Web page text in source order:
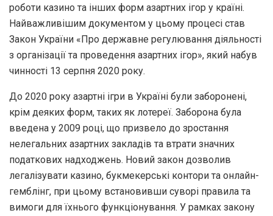
роботи казино та інших форм азартних ігор у країні.
Найважливішим документом у цьому процесі став
Закон України «Про державне регулювання діяльності
з організації та проведення азартних ігор», який набув
чинності 13 серпня 2020 року.
До 2020 року азартні ігри в Україні були заборонені,
крім деяких форм, таких як лотереї. Заборона була
введена у 2009 році, що призвело до зростання
нелегальних азартних закладів та втрати значних
податкових надходжень. Новий закон дозволив
легалізувати казино, букмекерські контори та онлайн-
гемблінг, при цьому встановивши суворі правила та
вимоги для їхнього функціонування. У рамках закону